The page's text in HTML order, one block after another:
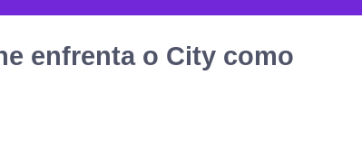
enfrenta o City como